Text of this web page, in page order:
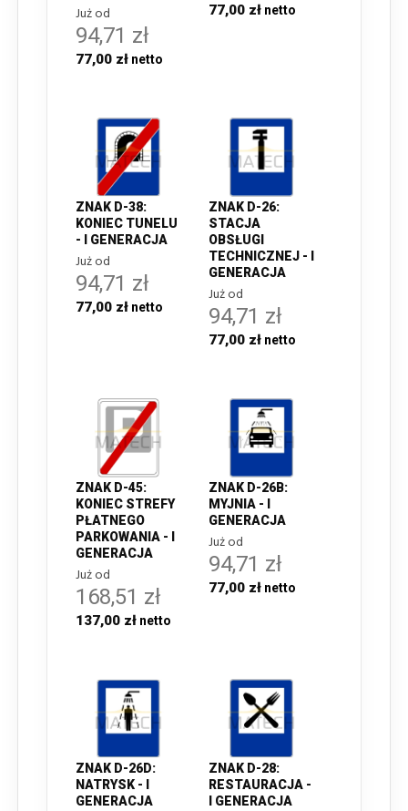
Już od
94,71 zł
77,00 zł
77,00 zł
ZNAK D-38:
KONIEC TUNELU
- I GENERACJA
Już od
94,71 zł
77,00 zł
ZNAK D-26:
STACJA
OBSŁUGI
TECHNICZNEJ - I
GENERACJA
Już od
94,71 zł
77,00 zł
ZNAK D-45:
KONIEC STREFY
PŁATNEGO
PARKOWANIA - I
GENERACJA
Już od
168,51 zł
137,00 zł
ZNAK D-26B:
MYJNIA - I
GENERACJA
Już od
94,71 zł
77,00 zł
ZNAK D-26D:
NATRYSK - I
GENERACJA
ZNAK D-28:
RESTAURACJA -
I GENERACJA